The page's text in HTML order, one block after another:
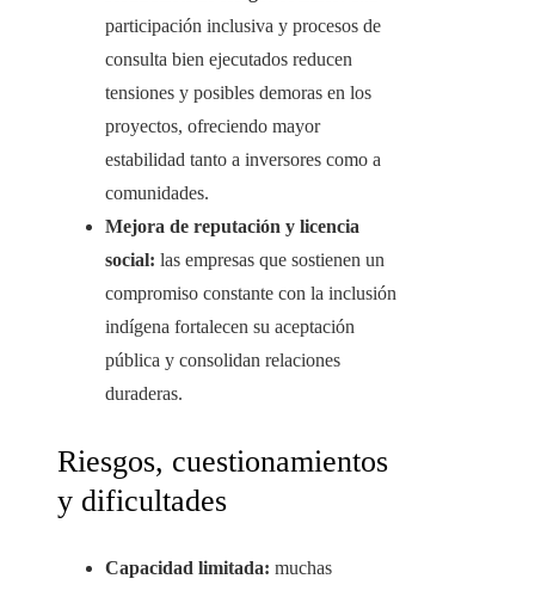
participación inclusiva y procesos de
consulta bien ejecutados reducen
tensiones y posibles demoras en los
proyectos, ofreciendo mayor
estabilidad tanto a inversores como a
comunidades.
Mejora de reputación y licencia
social: las empresas que sostienen un
compromiso constante con la inclusión
indígena fortalecen su aceptación
pública y consolidan relaciones
duraderas.
Riesgos, cuestionamientos
y dificultades
Capacidad limitada: muchas